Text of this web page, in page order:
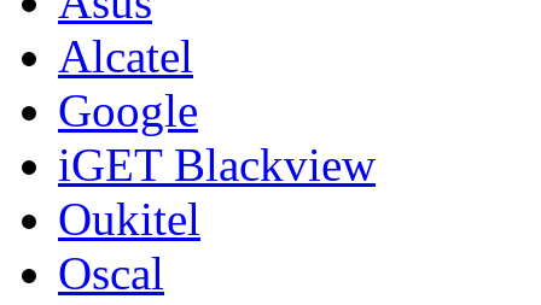
Alcatel
Google
iGET Blackview
Oukitel
Oscal